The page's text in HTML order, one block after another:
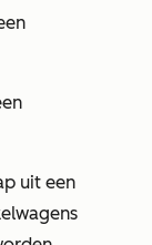
uit een